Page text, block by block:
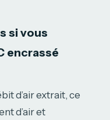
si vous
encrassé
d’air extrait, ce
d’air et